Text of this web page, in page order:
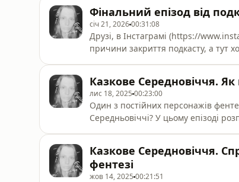
на YouTube тут https://
Фінальний епізод від
січ 21, 202600:31:08
Друзі, в Інстаграмі (https://
причини закриття подкасту, а тут
тому якщо цікаво, залишайтесь, бо
Казкове Середновіччя.
лис 18, 2025 00:23:00
Один з постійних персонажів
Середньовіччі? У цьому епізоді розповідаю, про ритуальну магію, яка стала основою для
серіали, кафе, стилістика. Так я
Казкове Середновіччя.
фентезі
жов 14, 2025 00:21:51